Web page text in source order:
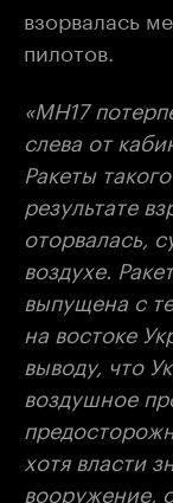
взорвалась
пилотов.
«MH17
слева от
Ракеты
результате
оторвалась,
воздухе.
выпущена с
на востоке
выводу, что
воздушное
хотя власти
вооружение,